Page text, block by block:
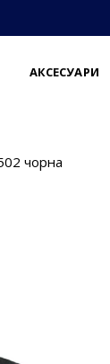
АКСЕСУАРИ
чорна